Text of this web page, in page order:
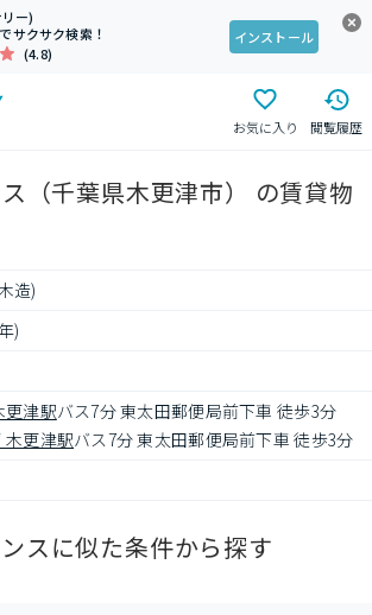
ー)
サクサク検索！
(4.8)
インストール
お気に入り 閲覧履歴
（千葉県木更津市） の賃貸物
造)
)
更津駅バス7分 東太田郵便局前下車 徒歩3分
更津駅バス7分 東太田郵便局前下車 徒歩3分
スに似た条件から探す